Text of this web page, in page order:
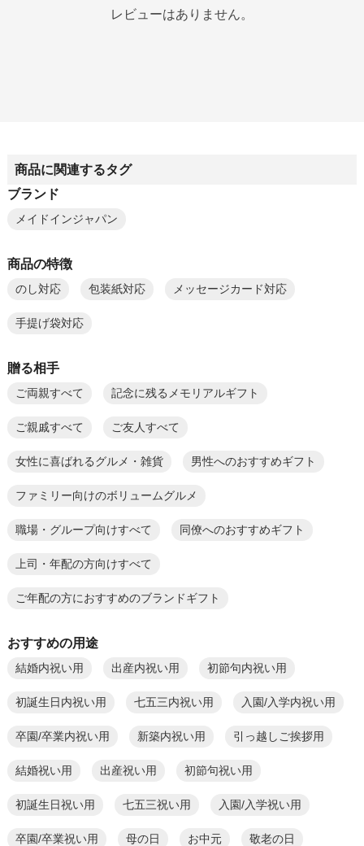
レビューはありません。
商品に関連するタグ
ブランド
メイドインジャパン
商品の特徴
のし対応 包装紙対応 メッセージカード対応
手提げ袋対応
贈る相手
ご両親すべて 記念に残るメモリアルギフト
ご親戚すべて ご友人すべて
女性に喜ばれるグルメ・雑貨 男性へのおすすめギフト
ファミリー向けのボリュームグルメ
職場・グループ向けすべて 同僚へのおすすめギフト
上司・年配の方向けすべて
ご年配の方におすすめのブランドギフト
おすすめの用途
結婚内祝い用 出産内祝い用 初節句内祝い用
初誕生日内祝い用 七五三内祝い用 入園/入学内祝い用
卒園/卒業内祝い用 新築内祝い用 引っ越しご挨拶用
結婚祝い用 出産祝い用 初節句祝い用
初誕生日祝い用 七五三祝い用 入園/入学祝い用
卒園/卒業祝い用 母の日 お中元 敬老の日